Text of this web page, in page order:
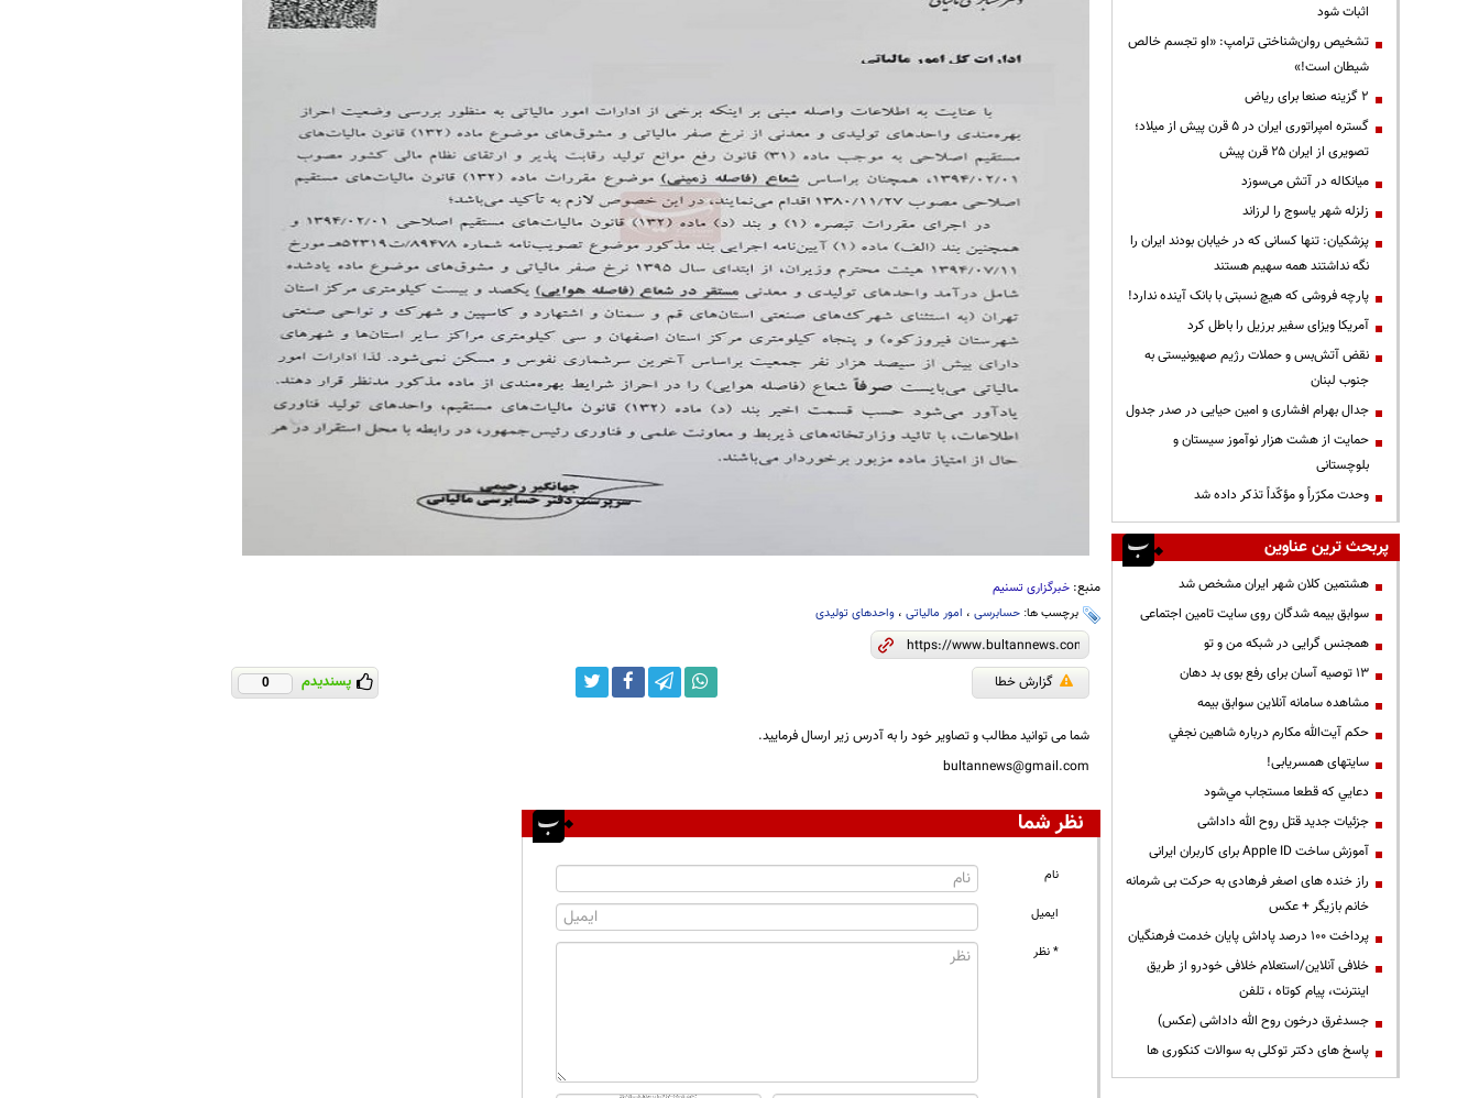
منبع: خبرگزاری تسنیم
برچسب ها: حسابرسی، امور مالیاتی، واحدهای تولیدی
گزارش خطا پسندیدم 0
شما می توانید مطالب و تصاویر خود را به آدرس زیر ارسال فرمایید.
bultannews@gmail.com
نظر شما
نام
ایمیل
* نظر
اثبات شود
تشخیص روان‌شناختی ترامپ: «او تجسم خالص
شیطان است!»
۲ گزینه صنعا برای ریاض
گستره امپراتوری ایران در ۵ قرن پیش از میلاد؛
تصویری از ایران ۲۵ قرن پیش
میانکاله در آتش می‌سوزد
زلزله شهر یاسوج را لرزاند
پزشکیان: تنها کسانی که در خیابان بودند ایران را
نگه نداشتند همه سهیم هستند
پارچه فروشی که هیچ نسبتی با بانک آینده ندارد!
آمریکا ویزای سفیر برزیل را باطل کرد
نقض آتش‌بس و حملات رژیم صهیونیستی به
جنوب لبنان
جدال بهرام افشاری و امین حیایی در صدر جدول
حمایت از هشت هزار نوآموز سیستان و
بلوچستانی
وحدت مکرّراً و مؤکّداً تذکر داده شد
پربحث ترین عناوین
هشتمین کلان شهر ایران مشخص شد
سوابق بیمه شدگان روی سایت تامین اجتماعی
همجنس گرایی در شبکه من و تو
13 توصیه آسان برای رفع بوی بد دهان
مشاهده سامانه آنلاين سوابق بیمه
حكم آيت‌الله مكارم درباره شاهين نجفي
سایتهای همسریابی!
دعايي كه قطعا مستجاب مي‌شود
جزئیات جدید قتل روح الله داداشی
آموزش ساخت Apple ID برای کاربران ایرانی
راز خنده های اصغر فرهادی به حرکت بی شرمانه
خانم بازیگر + عکس
پرداخت ۱۰۰ درصد پاداش پایان خدمت فرهنگیان
خلافی آنلاین/استعلام خلافی خودرو از طریق
اینترنت، پیام کوتاه ، تلفن
جسدغرق درخون روح الله داداشی (عکس)
پاسخ های دکتر توکلی به سوالات کنکوری ها